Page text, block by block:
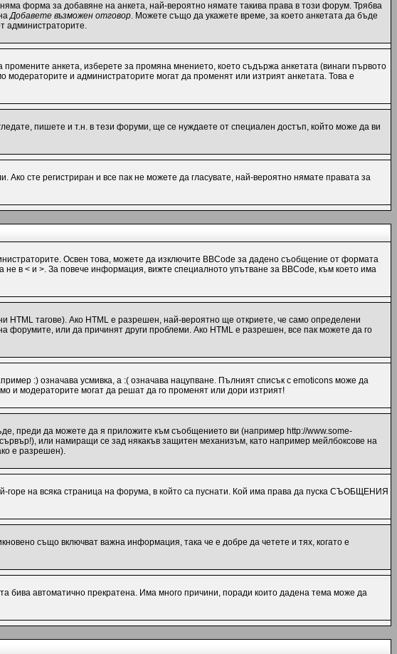
форма за добавяне на анкета, най-вероятно нямате такива права в този форум. Трябва
Добавете възможен отговор. Можете също да укажете време, за което анкетата да бъде
администраторите.
анкета, изберете за промяна мнението, което съдържа анкетата (винаги първото
и администраторите могат да променят или изтрият анкетата. Това е
пишете и т.н. в тези форуми, ще се нуждаете от специален достъп, който може да ви
сте регистриран и все пак не можете да гласувате, най-вероятно нямате правата за
Освен това, можете да изключите BBCode за дадено съобщение от формата
не в < и >. За повече информация, вижте специалното упътване за BBCode, към което има
тагове). Ако HTML е разрешен, най-вероятно ще откриете, че само определени
форумите, или да причинят други проблеми. Ако HTML е разрешен, все пак можете да го
:) означава усмивка, а :( означава нацупване. Пълният списък с emoticons може да
и модераторите могат да решат да го променят или дори изтрият!
преди да можете да я приложите към съобщението ви (например http://www.some-
или намиращи се зад някакъв защитен механизъм, като например мейлбоксове на
е разрешен).
на всяка страница на форума, в който са пуснати. Кой има права да пуска СЪОБЩЕНИЯ
също включват важна информация, така че е добре да четете и тях, когато е
бива автоматично прекратена. Има много причини, поради които дадена тема може да